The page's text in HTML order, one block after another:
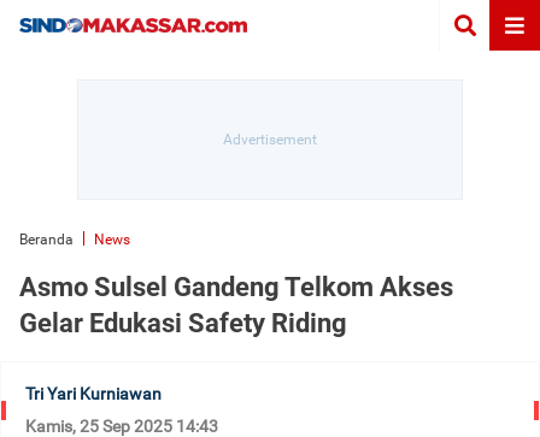
Beranda News
Asmo Sulsel Gandeng Telkom Akses
Gelar Edukasi Safety Riding
Tri Yari Kurniawan
Kamis, 25 Sep 2025 14:43